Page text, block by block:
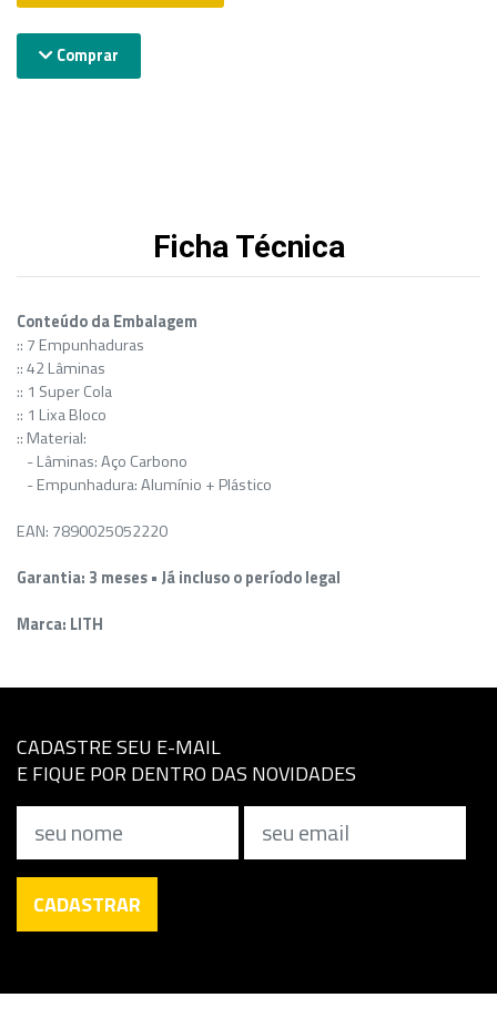
Comprar
Ficha Técnica
Conteúdo da Embalagem
:: 7 Empunhaduras
:: 42 Lâminas
:: 1 Super Cola
:: 1 Lixa Bloco
:: Material:
- Lâminas: Aço Carbono
- Empunhadura: Alumínio + Plástico
EAN: 7890025052220
Garantia: 3 meses • Já incluso o período legal
Marca: LITH
CADASTRE SEU E-MAIL
E FIQUE POR DENTRO DAS NOVIDADES
CADASTRAR